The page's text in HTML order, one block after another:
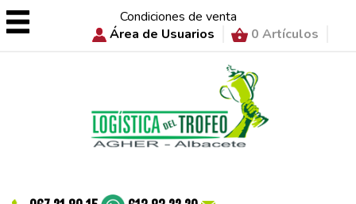
Condiciones de venta
Área de Usuarios
0 Artículos